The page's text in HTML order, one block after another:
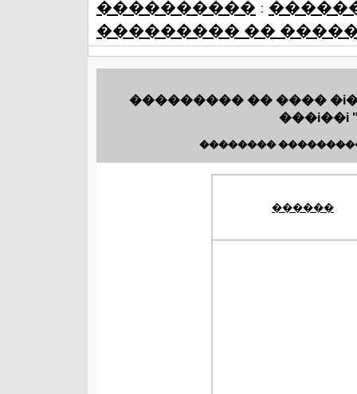
���������� :
��������� ��
��������� �� ����
���i��i
��������
������